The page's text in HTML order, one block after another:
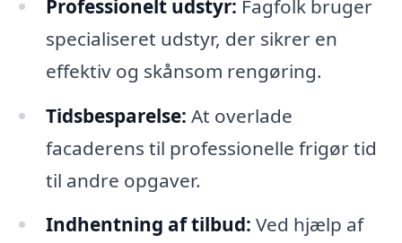
Professionelt udstyr: Fagfolk bruger
specialiseret udstyr, der sikrer en
effektiv og skånsom rengøring.
Tidsbesparelse: At overlade
facaderens til professionelle frigør tid
til andre opgaver.
Indhentning af tilbud: Ved hjælp af